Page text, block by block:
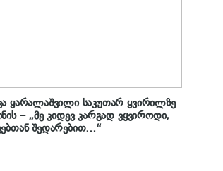
ყარალაშვილი საკუთარ ყვირილზე
– „მე კიდევ კარგად ვყვიროდი,
შედარებით…“